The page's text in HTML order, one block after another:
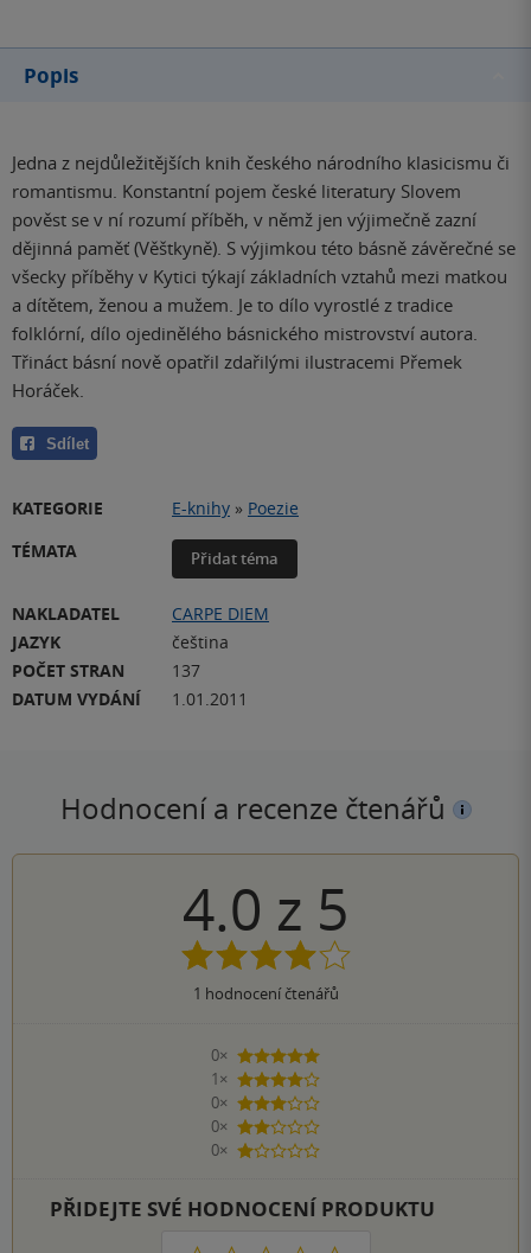
Popis
Jedna z nejdůležitějších knih českého národního klasicismu či
romantismu. Konstantní pojem české literatury Slovem
pověst se v ní rozumí příběh, v němž jen výjimečně zazní
dějinná paměť (Věštkyně). S výjimkou této básně závěrečné se
všecky příběhy v Kytici týkají základních vztahů mezi matkou
a dítětem, ženou a mužem. Je to dílo vyrostlé z tradice
folklórní, dílo ojedinělého básnického mistrovství autora.
Třináct básní nově opatřil zdařilými ilustracemi Přemek
Horáček.
Sdílet
KATEGORIE E-knihy » Poezie
TÉMATA
Přidat téma
NAKLADATEL
CARPE DIEM
JAZYK
čeština
POČET STRAN
137
DATUM VYDÁNÍ
1.01.2011
Hodnocení a recenze čtenářů
4.0 z 5
1 hodnocení čtenářů
0×
5 hvězdiček
1×
4 hvězdičky
0×
3 hvězdičky
0×
2 hvězdičky
0×
1 hvezdička
PŘIDEJTE SVÉ HODNOCENÍ PRODUKTU